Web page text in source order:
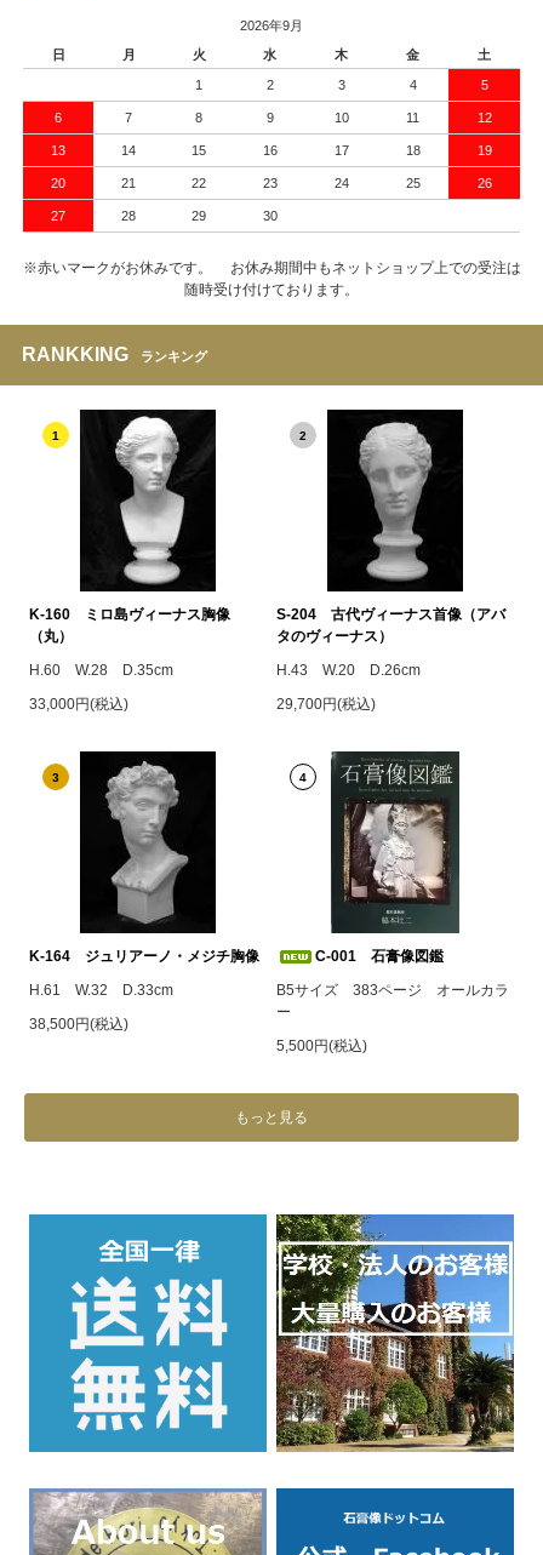
2026年9月
日
月 火 水 木 金 土
1 2 3 4 5
6 7 8 9 10 11 12
13 14 15 16 17 18 19
20 21 22 23 24 25 26
27 28 29 30
※赤いマークがお休みです。 お休み期間中もネットショップ上での受注は
随時受け付けております。
RANKKING ランキング
1
K-160 ミロ島ヴィーナス胸像
（丸）
H.60 W.28 D.35cm
33,000円(税込)
2
S-204 古代ヴィーナス首像（アバ
タのヴィーナス）
H.43 W.20 D.26cm
29,700円(税込)
3
K-164 ジュリアーノ・メジチ胸像
H.61 W.32 D.33cm
38,500円(税込)
4
C-001 石膏像図鑑
B5サイズ 383ページ オールカラ
ー
5,500円(税込)
もっと見る